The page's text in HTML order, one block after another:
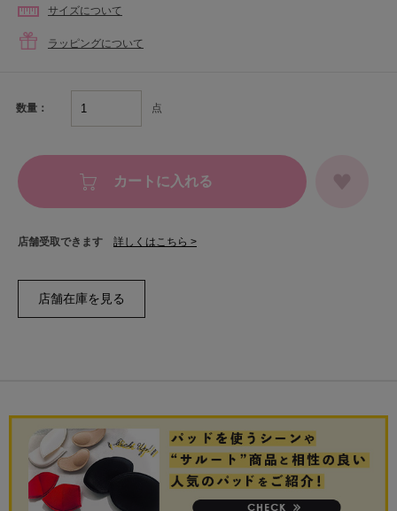
サイズについて
ラッピングについて
数量： 点
カートに入れる
店舗受取できます 詳しくはこちら >